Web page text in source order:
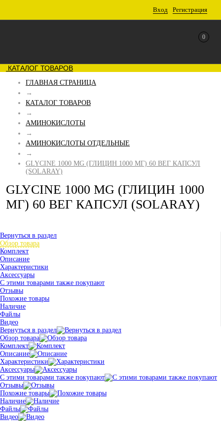
Вход Регистрация
0
КАТАЛОГ ТОВАРОВ
ГЛАВНАЯ СТРАНИЦА
→
КАТАЛОГ ТОВАРОВ
→
АМИНОКИСЛОТЫ
→
АМИНОКИСЛОТЫ ОТДЕЛЬНЫЕ
→
GLYCINE 1000 MG (ГЛИЦИН 1000 МГ) 60 ВЕГ КАПСУЛ
(SOLARAY)
GLYCINE 1000 MG (ГЛИЦИН 1000
МГ) 60 ВЕГ КАПСУЛ (SOLARAY)
Вернуться в раздел
Обзор товара
Комплект
Описание
Характеристики
Аксессуары
С этими товарами также покупают
Отзывы
Похожие товары
Наличие
Файлы
Видео
Вернуться в раздел
Обзор товара
Комплект
Описание
Характеристики
Аксессуары
С этими товарами также покупают
Отзывы
Похожие товары
Наличие
Файлы
Видео